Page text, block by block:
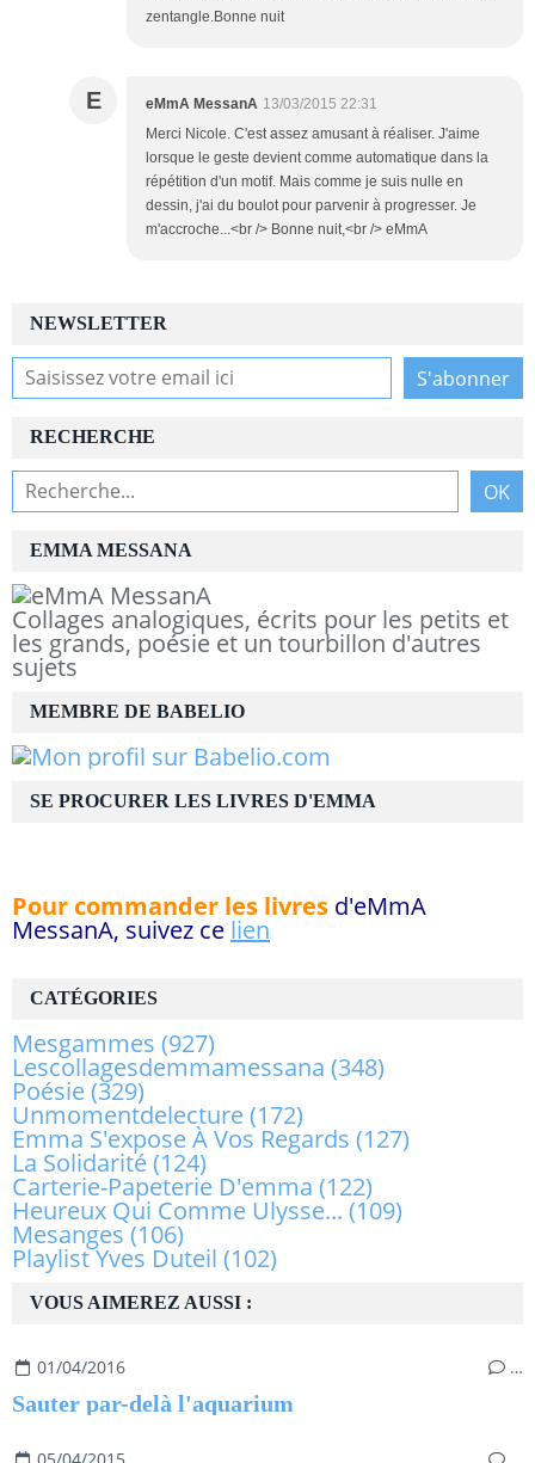
zentangle.Bonne nuit
E eMmA MessanA 13/03/2015 22:31
Merci Nicole. C'est assez amusant à réaliser. J'aime
lorsque le geste devient comme automatique dans la
répétition d'un motif. Mais comme je suis nulle en
dessin, j'ai du boulot pour parvenir à progresser. Je
m'accroche...<br /> Bonne nuit,<br /> eMmA
NEWSLETTER
RECHERCHE
EMMA MESSANA
Collages analogiques, écrits pour les petits et
les grands, poésie et un tourbillon d'autres
sujets
VOUS AIMEREZ AUSSI :
01/04/2016 …
Sauter par-delà l'aquarium
CATÉGORIES
Mesgammes (927)
Lescollagesdemmamessana (348)
Poésie(329)
Unmomentdelecture(172)
Emma S'expose À Vos Regards (127)
La Solidarité(124)
Carterie-Papeterie D'emma (122)
Heureux Qui Comme Ulysse... (109)
Mesanges (106)
Playlist Yves Duteil (102)
MEMBRE DE BABELIO
SE PROCURER LES LIVRES D'EMMA
Pour commander les livres d'eMmA
MessanA, suivez ce lien